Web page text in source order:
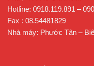
Hotline: 0918.119.891 –
Fax : 08.54481829
Nhà máy: Phước Tân –